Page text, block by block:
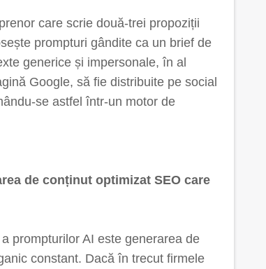
care scrie două-trei propoziții
prompturi gândite ca un brief de
generice și impersonale, în al
Google, să fie distribuite pe social
se astfel într-un motor de
de conținut optimizat SEO care
prompturilor AI este generarea de
constant. Dacă în trecut firmele